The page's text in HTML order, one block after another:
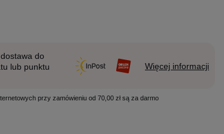
do
lub punktu
Więcej informacji
przy zamówieniu od 70,00 zł są za darmo